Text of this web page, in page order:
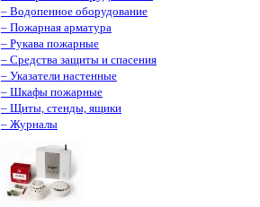
– Водопенное оборудование
– Пожарная арматура
– Рукава пожарные
– Средства защиты и спасения
– Указатели настенные
– Шкафы пожарные
– Щиты, стенды, ящики
– Журналы